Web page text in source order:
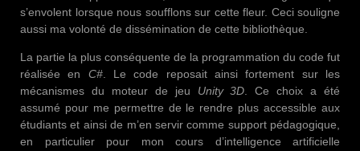
s’envolent lorsque nous soufflons sur cette fleur. Ceci souligne
aussi ma volonté de dissémination de cette bibliothèque.
La partie la plus conséquente de la programmation du code fut
réalisée en C#. Le code reposait ainsi fortement sur les
mécanismes du moteur de jeu Unity 3D. Ce choix a été
assumé pour me permettre de le rendre plus accessible aux
étudiants et ainsi de m’en servir comme support pédagogique,
en particulier pour mon cours d’intelligence artificielle